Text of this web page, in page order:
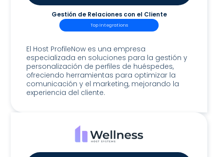
Gestión de Relaciones con el Cliente
Top Integrations
El Host ProfileNow es una empresa
especializada en soluciones para la gestión y
personalización de perfiles de huéspedes,
ofreciendo herramientas para optimizar la
comunicación y el marketing, mejorando la
experiencia del cliente.